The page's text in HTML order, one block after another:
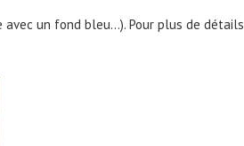
un fond bleu…). Pour plus de détails